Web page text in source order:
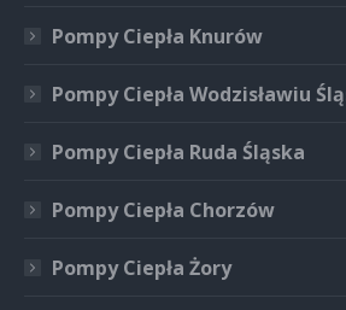
Pompy Ciepła Knurów
Pompy Ciepła Wodzisławiu
Pompy Ciepła Ruda Śląska
Pompy Ciepła Chorzów
Pompy Ciepła Żory